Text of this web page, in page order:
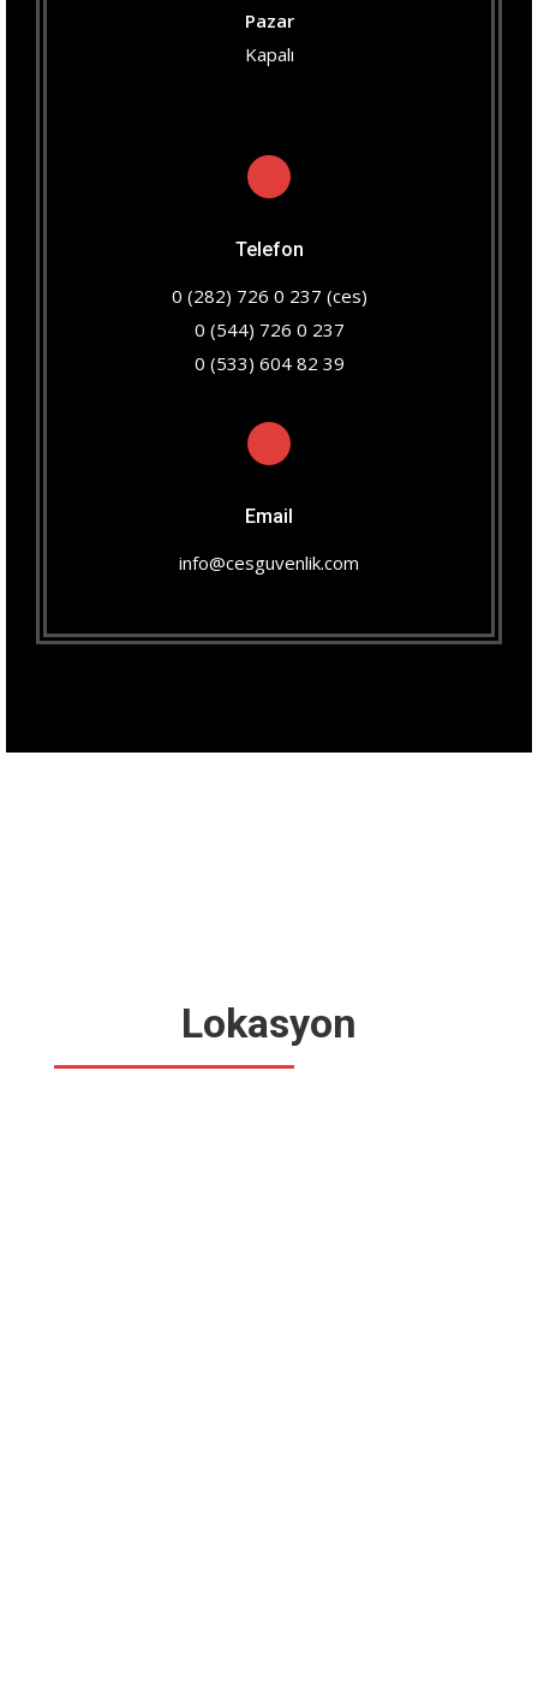
Pazar
Kapalı
Telefon
0 (282) 726 0 237 (ces)
0 (544) 726 0 237
0 (533) 604 82 39
Email
info@cesguvenlik.com
Lokasyon